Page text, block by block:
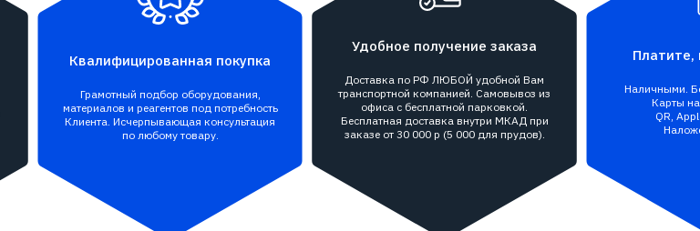
Квалифицированная покупка
Грамотный подбор оборудования,
материалов и реагентов под потребность
Клиента. Исчерпывающая консультация
по любому товару.
Удобное получение заказа
Доставка по РФ ЛЮБОЙ удобной Вам
транспортной компанией. Самовывоз из
офиса с бесплатной парковкой.
Бесплатная доставка внутри МКАД при
заказе от 30 000 р (5 000 для прудов).
Платите,
Наличными.
Карты
QR,